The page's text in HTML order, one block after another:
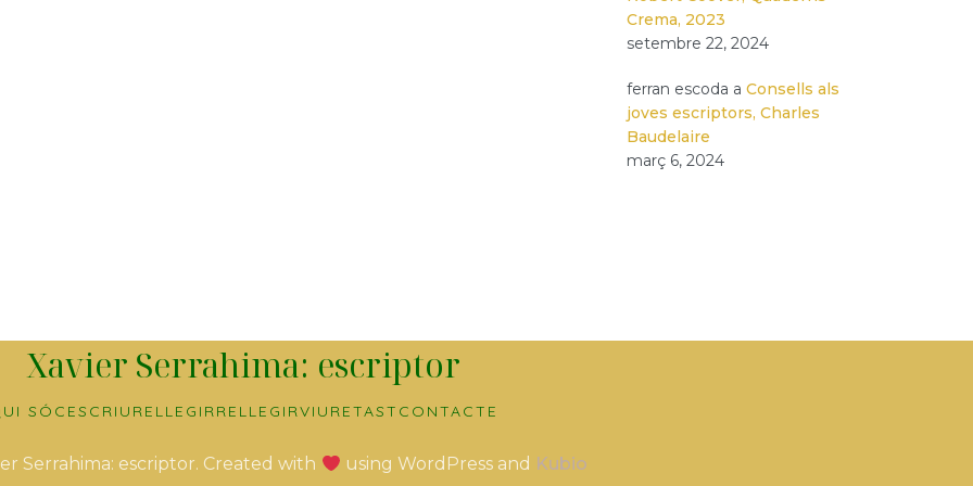
Crema, 2023
setembre 22, 2024
ferran escoda a Consells als
joves escriptors, Charles
Baudelaire
març 6, 2024
Xavier Serrahima: escriptor
SÓC ESCRIURE LLEGIRRELLEGIRVIURETAST CONTACTE
Serrahima: escriptor. Created with using WordPress and Kubio